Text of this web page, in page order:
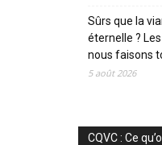
Sûrs que la
éternelle ?
nous faisons
5 août 2026
CQVC : Ce